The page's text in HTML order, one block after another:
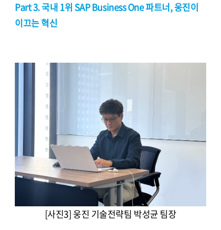
Part 3. 국내 1위 SAP Business One 파트너, 웅진이
이끄는 혁신
[사진3] 웅진 기술전략팀 박성균 팀장